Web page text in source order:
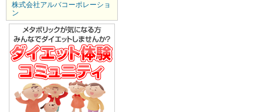
株式会社アルバコーポレーショ
ン